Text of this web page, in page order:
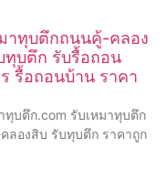
าทุบตึกถนนคู้-คลอง
ทุบตึก รับรื้อถอน
รื้อถอนบ้าน ราคา
ทุบตึก.com รับเหมาทุบตึก
ลองสิบ รับทุบตึก ราคาถูก